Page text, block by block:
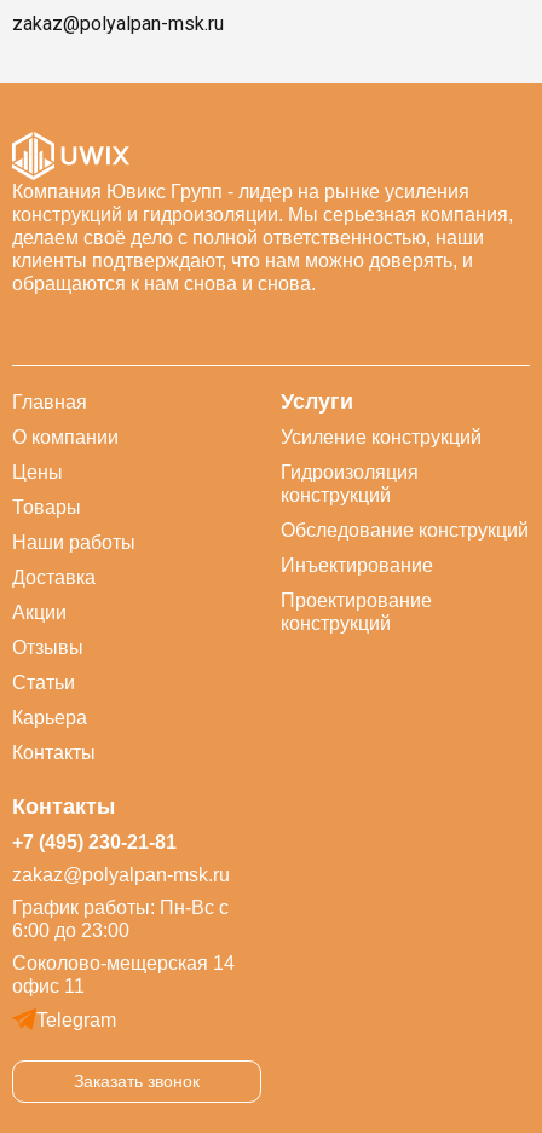
zakaz@polyalpan-msk.ru
Компания Ювикс Групп - лидер на рынке усиления
конструкций и гидроизоляции. Мы серьезная компания,
делаем своё дело с полной ответственностью, наши
клиенты подтверждают, что нам можно доверять, и
обращаются к нам снова и снова.
Главная
О компании
Цены
Товары
Наши работы
Доставка
Акции
Отзывы
Статьи
Карьера
Контакты
Услуги
Усиление конструкций
Гидроизоляция
конструкций
Обследование конструкций
Инъектирование
Проектирование
конструкций
Контакты
+7 (495) 230-21-81
zakaz@polyalpan-msk.ru
График работы: Пн-Вс с
6:00 до 23:00
Соколово-мещерская 14
офис 11
Telegram
Заказать звонок